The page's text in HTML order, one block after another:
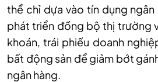
thể chỉ dựa vào tín dụng ngân
phát triển đồng bộ thị trường
khoán, trái phiếu doanh
bất động sản để giảm bớt
ngân hàng.